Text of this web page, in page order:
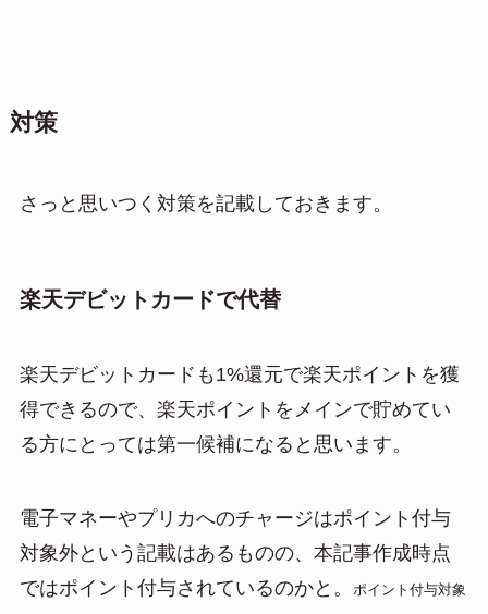
対策
さっと思いつく対策を記載しておきます。
楽天デビットカードで代替
楽天デビットカードも1%還元で楽天ポイントを獲
得できるので、楽天ポイントをメインで貯めてい
る方にとっては第一候補になると思います。
電子マネーやプリカへのチャージはポイント付与
対象外という記載はあるものの、本記事作成時点
ではポイント付与されているのかと。
ポイント付与対象